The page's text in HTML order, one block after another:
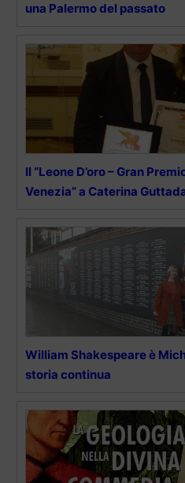
una Palermo del passato
Il “Leone D’oro – Gran
Venezia” a Caterina
William Shakespeare è
storia continua